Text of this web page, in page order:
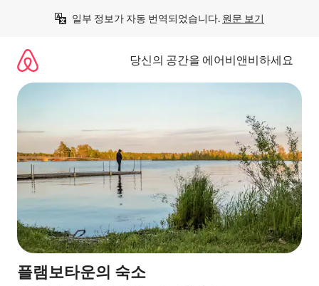
일부 정보가 자동 번역되었습니다. 원문 보기
당신의 공간을 에어비앤비하세요
플램보타운의 숙소